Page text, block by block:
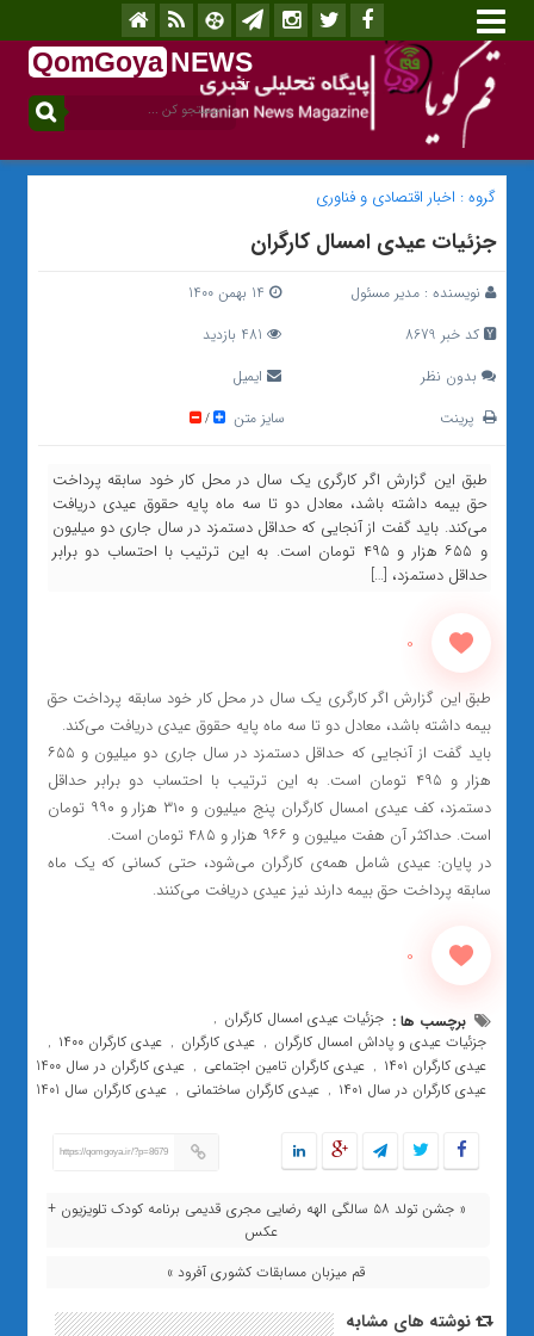
QomGoya NEWS
.ir
گروه : اخبار اقتصادی و فناوری
جزئیات عیدی امسال کارگران
نویسنده : مدیر مسئول
کد خبر 8679
بدون نظر
ایمیل
پرینت
سایز متن /
طبق این گزارش اگر کارگری یک سال در محل کار خود سابقه پرداخت
حق بیمه داشته باشد، معادل دو تا سه ماه پایه حقوق عیدی دریافت
می‌کند. باید گفت از آنجایی که حداقل دستمزد در سال جاری دو میلیون
و ۶۵۵ هزار و ۴۹۵ تومان است. به این ترتیب با احتساب دو برابر
حداقل دستمزد، […]
0
طبق این گزارش اگر کارگری یک سال در محل کار خود سابقه پرداخت حق
بیمه داشته باشد، معادل دو تا سه ماه پایه حقوق عیدی دریافت می‌کند.
باید گفت از آنجایی که حداقل دستمزد در سال جاری دو میلیون و ۶۵۵
هزار و ۴۹۵ تومان است. به این ترتیب با احتساب دو برابر حداقل
دستمزد، کف عیدی امسال کارگران پنج میلیون و ۳۱۰ هزار و ۹۹۰ تومان
است. حداکثر آن هفت میلیون و ۹۶۶ هزار و ۴۸۵ تومان است.
در پایان: عیدی شامل همه‌ی کارگران می‌شود، حتی کسانی که یک ماه
سابقه پرداخت حق بیمه دارند نیز عیدی دریافت می‌کنند.‌
0
برچسب ها : جزئیات عیدی امسال کارگران ,
جزئیات عیدی و پاداش امسال کارگران , عیدی کارگران , عیدی کارگران ۱۴۰۰ ,
عیدی کارگران ۱۴۰۱ , عیدی کارگران تامین اجتماعی , عیدی کارگران در سال 1400
عیدی کارگران در سال ۱۴۰۱ , عیدی کارگران ساختمانی , عیدی کارگران سال 1401
https://qomgoya.ir/?p=8679
« جشن تولد ۵٨ سالگی الهه رضایی مجری قدیمی برنامه کودک تلویزیون +
عکس
قم میزبان مسابقات کشوری آفرود »
نوشته های مشابه